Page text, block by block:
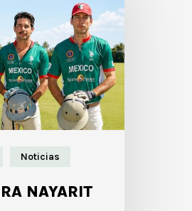
Noticias
NAYARIT